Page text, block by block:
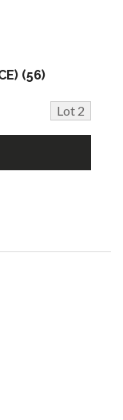
(56)
Lot 2